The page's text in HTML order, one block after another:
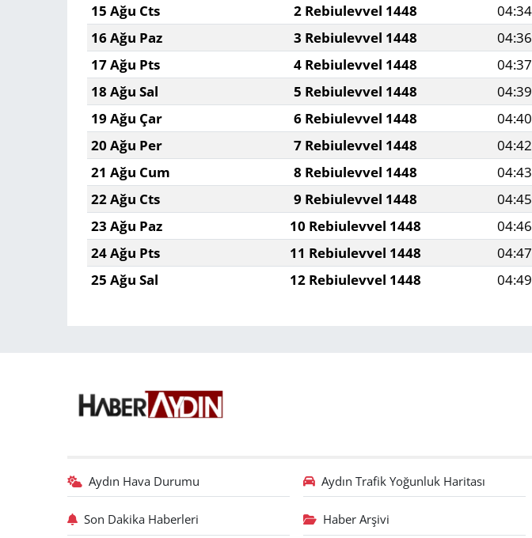
15 Ağu Cts
2 Rebiulevvel 1448 04:34
16 Ağu Paz
3 Rebiulevvel 1448 04:36
17 Ağu Pts
4 Rebiulevvel 1448 04:37
18 Ağu Sal
5 Rebiulevvel 1448 04:39
19 Ağu Çar
6 Rebiulevvel 1448 04:40
20 Ağu Per
7 Rebiulevvel 1448 04:42
21 Ağu Cum
8 Rebiulevvel 1448 04:43
22 Ağu Cts
9 Rebiulevvel 1448 04:45
23 Ağu Paz
10 Rebiulevvel 1448 04:46
24 Ağu Pts
11 Rebiulevvel 1448 04:47
25 Ağu Sal
12 Rebiulevvel 1448 04:49
Aydın Hava Durumu Aydın Trafik Yoğunluk Haritası
Son Dakika Haberleri Haber Arşivi